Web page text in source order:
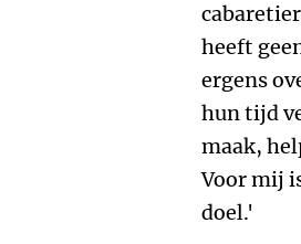
heeft
ergens
hun tijd
maak,
Voor mij
doel.'